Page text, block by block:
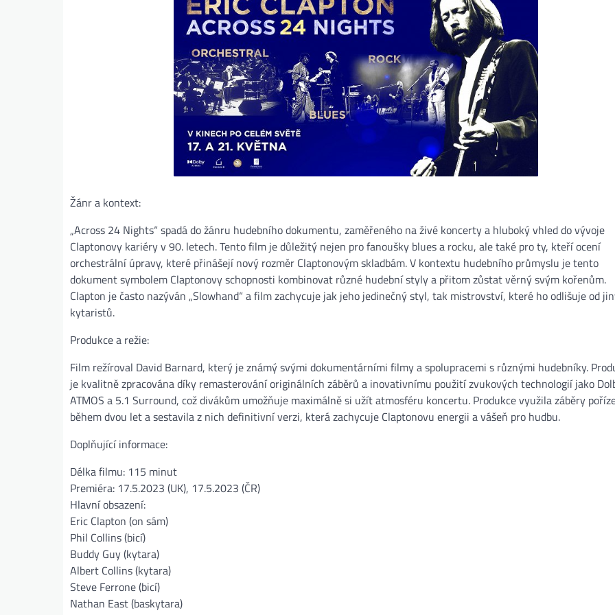
Žánr a kontext:
„Across 24 Nights“ spadá do žánru hudebního dokumentu, zaměřeného na živé koncerty a hluboký vhled do vývoje
Claptonovy kariéry v 90. letech. Tento film je důležitý nejen pro fanoušky blues a rocku, ale také pro ty, kteří ocení
orchestrální úpravy, které přinášejí nový rozměr Claptonovým skladbám. V kontextu hudebního průmyslu je tento
dokument symbolem Claptonovy schopnosti kombinovat různé hudební styly a přitom zůstat věrný svým kořenům.
Clapton je často nazýván „Slowhand“ a film zachycuje jak jeho jedinečný styl, tak mistrovství, které ho odlišuje od
kytaristů.
Produkce a režie:
Film režíroval David Barnard, který je známý svými dokumentárními filmy a spolupracemi s různými hudebníky.
je kvalitně zpracována díky remasterování originálních záběrů a inovativnímu použití zvukových technologií jako
ATMOS a 5.1 Surround, což divákům umožňuje maximálně si užít atmosféru koncertu. Produkce využila záběry
během dvou let a sestavila z nich definitivní verzi, která zachycuje Claptonovu energii a vášeň pro hudbu.
Doplňující informace:
Délka filmu: 115 minut
Premiéra: 17.5.2023 (UK), 17.5.2023 (ČR)
Hlavní obsazení:
Eric Clapton (on sám)
Phil Collins (bicí)
Buddy Guy (kytara)
Albert Collins (kytara)
Steve Ferrone (bicí)
Nathan East (baskytara)